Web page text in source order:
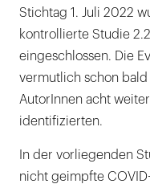
Stichtag 1. Juli 2022
kontrollierte Studie
eingeschlossen. Die
vermutlich schon
AutorInnen acht
identifizierten.
In der vorliegenden
nicht geimpfte